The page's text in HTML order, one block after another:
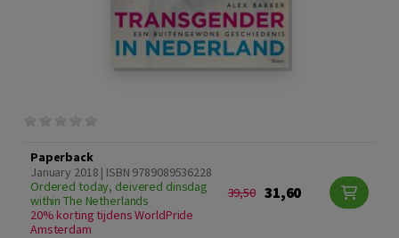
Paperback
January 2018 | ISBN 9789089536228
Ordered today, deivered dinsdag
within The Netherlands
20% korting tijdens WorldPride
Amsterdam
39,50 31,60